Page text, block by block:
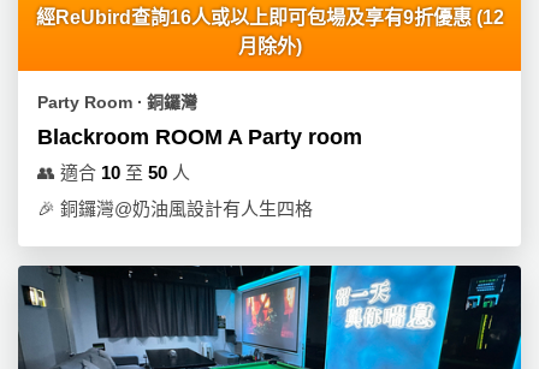
P
t
y
o
o
搞
P
活
動
略
經ReUbird查詢16人或以上即可包場及享有9折優惠 (12
月除外)
Party Room ∙ 銅鑼灣
Blackroom ROOM A Party room
👥 適合 10 至 50 人
🎉 銅鑼灣@奶油風設計有人生四格